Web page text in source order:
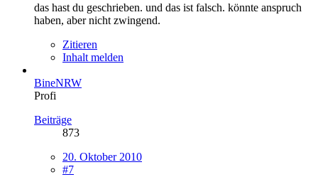
das hast du geschrieben. und das ist falsch. könnte anspruch
haben, aber nicht zwingend.
Zitieren
Inhalt melden
BineNRW
Profi
Beiträge
873
20. Oktober 2010
#7